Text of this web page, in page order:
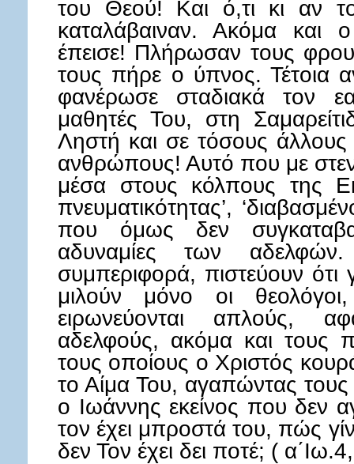
του Θεού! Και ό,τι κι αν
καταλάβαιναν. Ακόμα και
έπεισε! Πλήρωσαν τους
τους πήρε ο ύπνος. Τέτοια
φανέρωσε σταδιακά τον
μαθητές Του, στη
Ληστή και σε τόσους
ανθρώπους! Αυτό που με
μέσα στους κόλπους της
πνευματικότητας’,
που όμως δεν
αδυναμίες των αδελφών.
συμπεριφορά, πιστεύουν
μιλούν μόνο οι
ειρωνεύονται απλούς,
αδελφούς, ακόμα και τους
τους οποίους ο Χριστός
το Αίμα Του, αγαπώντας
ο Ιωάννης εκείνος που δεν
τον έχει μπροστά του, πώς
δεν Τον έχει δει ποτέ; (